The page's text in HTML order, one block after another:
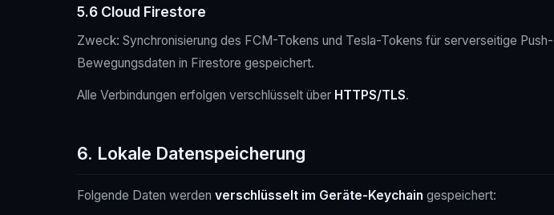
5.6 Cloud Firestore
Zweck: Synchronisierung des FCM-Tokens und Tesla-Tokens für serverseitige
Bewegungsdaten in Firestore gespeichert.
Alle Verbindungen erfolgen verschlüsselt über HTTPS/TLS.
6. Lokale Datenspeicherung
Folgende Daten werden verschlüsselt im Geräte-Keychain gespeichert: